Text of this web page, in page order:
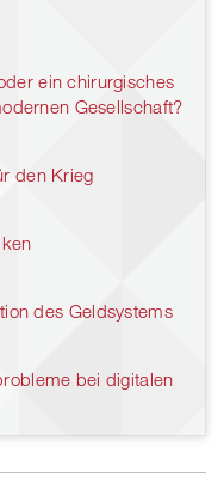
ein chirurgisches
Gesellschaft?
den Krieg
des Geldsystems
bei digitalen